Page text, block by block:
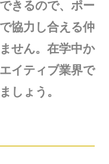
きるので、ポー
協力し合える仲
せん。在学中か
イティブ業界で
しょう。